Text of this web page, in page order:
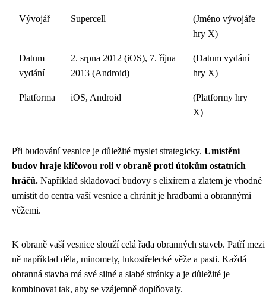
Vývojář Supercell
(Jméno vývojáře
hry X)
Datum
vydání
2. srpna 2012 (iOS), 7. října
2013 (Android)
(Datum vydání
hry X)
Platforma iOS, Android
(Platformy hry
X)
Při budování vesnice je důležité myslet strategicky. Umístění
budov hraje klíčovou roli v obraně proti útokům ostatních
hráčů. Například skladovací budovy s elixírem a zlatem je vhodné
umístit do centra vaší vesnice a chránit je hradbami a obrannými
věžemi.
K obraně vaší vesnice slouží celá řada obranných staveb. Patří mezi
ně například děla, minomety, lukostřelecké věže a pasti. Každá
obranná stavba má své silné a slabé stránky a je důležité je
kombinovat tak, aby se vzájemně doplňovaly.